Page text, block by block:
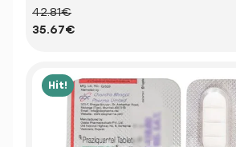
42.81€
35.67€
Hit!